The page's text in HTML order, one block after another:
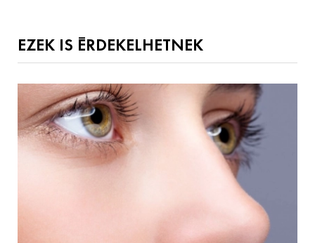
EZEK IS ÉRDEKELHETNEK